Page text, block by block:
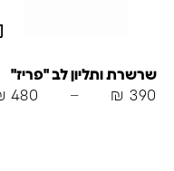
שרשרת ותליון לב "פריז"
₪ 390
–
480